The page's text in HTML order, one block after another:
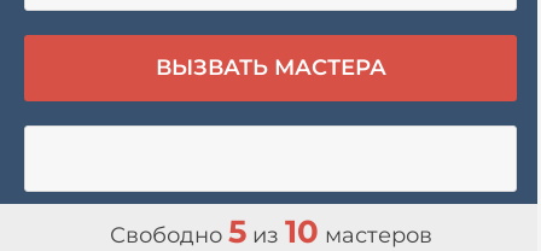
Свободно 5из 10 мастеров